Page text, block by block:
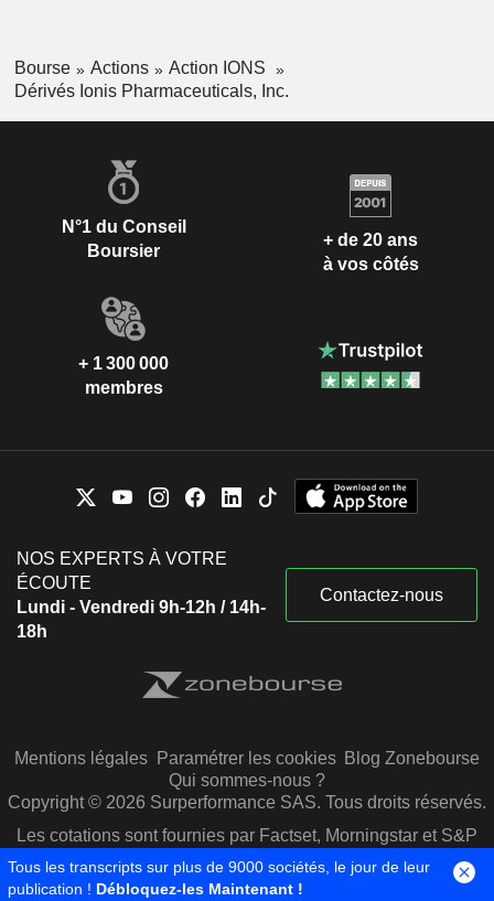
Bourse Actions
Action IONS
Dérivés Ionis Pharmaceuticals, Inc.
N°1 du Conseil
Boursier
+ de 20 ans
à vos côtés
+ 1 300 000
membres
NOS EXPERTS À VOTRE
ÉCOUTE
Lundi - Vendredi 9h-12h / 14h-
18h
Contactez-nous
Mentions légales Paramétrer les cookies Blog Zonebourse
Qui sommes-nous ?
Copyright © 2026 Surperformance SAS. Tous droits réservés.
Les cotations sont fournies par Factset, Morningstar et S&P
Capital IQ
Tous les transcripts sur plus de 9000 sociétés, le jour de leur
publication ! Débloquez-les Maintenant !